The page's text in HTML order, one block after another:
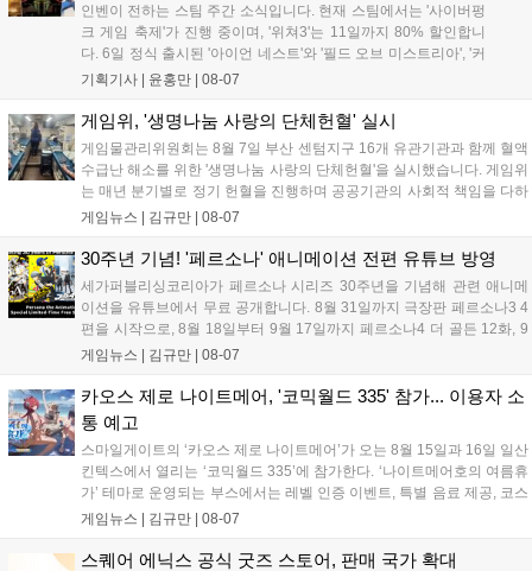
인벤이 전하는 스팀 주간 소식입니다. 현재 스팀에서는 '사이버펑
크 게임 축제'가 진행 중이며, '위쳐3'는 11일까지 80% 할인합니
다. 6일 정식 출시된 '아이언 네스트'와 '필드 오브 미스트리아', '커
세어 코브'가 호평받고 있습니다. 한편, 7일 출시된 '마블 투혼'은
다. 유비소프트의 '고스트리콘: 와일드랜드'는 7년 만의 대규모 업
기획기사 | 윤홍만 | 08-07
게임위, '생명나눔 사랑의 단체헌혈' 실시
게임물관리위원회는 8월 7일 부산 센텀지구 16개 유관기관과 함께 혈액
수급난 해소를 위한 '생명나눔 사랑의 단체헌혈'을 실시했습니다. 게임위
는 매년 분기별로 정기 헌혈을 진행하며 공공기관의 사회적 책임을 다하
고 있으며, 이번 행사에는 영화진흥위원회 등 14개 기관 임직원이 동참
따뜻한 실천에 참여한 모든 임직원에게 감사의 뜻을 전하며 헌혈 문화
게임뉴스 | 김규만 | 08-07
30주년 기념! '페르소나' 애니메이션 전편 유튜브 방영
세가퍼블리싱코리아가 페르소나 시리즈 30주년을 기념해 관련 애니메
이션을 유튜브에서 무료 공개합니다. 8월 31일까지 극장판 페르소나3 4
편을 시작으로, 8월 18일부터 9월 17일까지 페르소나4 더 골든 12화, 9
월 15일부터 10월 14일까지 페르소나5 시리즈가 순차 공개됩니다. 또한
영상 및 대형 전광판에 소개될 예정입니다....
게임뉴스 | 김규만 | 08-07
카오스 제로 나이트메어, '코믹월드 335' 참가... 이용자 소
통 예고
스마일게이트의 ‘카오스 제로 나이트메어’가 오는 8월 15일과 16일 일산
킨텍스에서 열리는 ‘코믹월드 335’에 참가한다. ‘나이트메어호의 여름휴
가’ 테마로 운영되는 부스에서는 레벨 인증 이벤트, 특별 음료 제공, 코스
프레 모델 포토존 등 다채로운 행사가 진행된다. 유명 코스어 7인이 캐릭
세한 정보는 공식 커뮤니티에서 확인 가능하다....
게임뉴스 | 김규만 | 08-07
스퀘어 에닉스 공식 굿즈 스토어, 판매 국가 확대